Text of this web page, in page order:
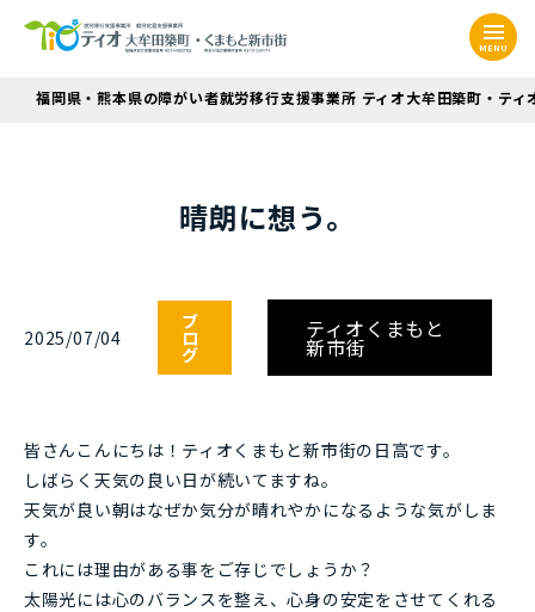
MENU
福岡県・熊本県の障がい者就労移行支援事業所 ティオ大牟田築町・ティ
晴朗に想う。
2025/07/04
ブ
ロ
グ
ティオくまもと
新市街
皆さんこんにちは！ティオくまもと新市街の日高です。
しばらく天気の良い日が続いてますね。
天気が良い朝はなぜか気分が晴れやかになるような気がしま
す。
これには理由がある事をご存じでしょうか？
太陽光には心のバランスを整え、心身の安定をさせてくれる